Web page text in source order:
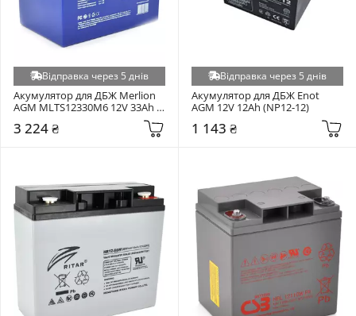
Відправка через 5 днів
Акумулятор для ДБЖ Merlion
AGM MLTS12330M6 12V 33Ah
3 224 ₴
Відправка через 5 днів
Акумулятор для ДБЖ Enot
AGM 12V 12Ah (NP12-12)
1 143 ₴